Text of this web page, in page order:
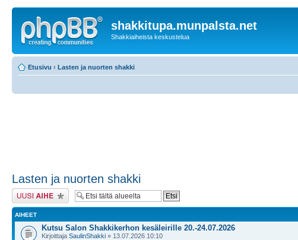
shakkitupa.munpalsta.net
Shakkiaiheista keskustelua
Etusivu ‹ Lasten ja nuorten shakki
Lasten ja nuorten shakki
Lähetä uusi viesti
AIHEET
Kutsu Salon Shakkikerhon kesäleirille 20.-24.07.2026
Kirjoittaja SaulinShakki » 13.07.2026 10:10